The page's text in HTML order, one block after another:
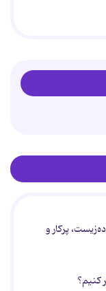
پرکار و